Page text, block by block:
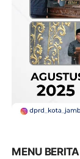
MENU BERITA